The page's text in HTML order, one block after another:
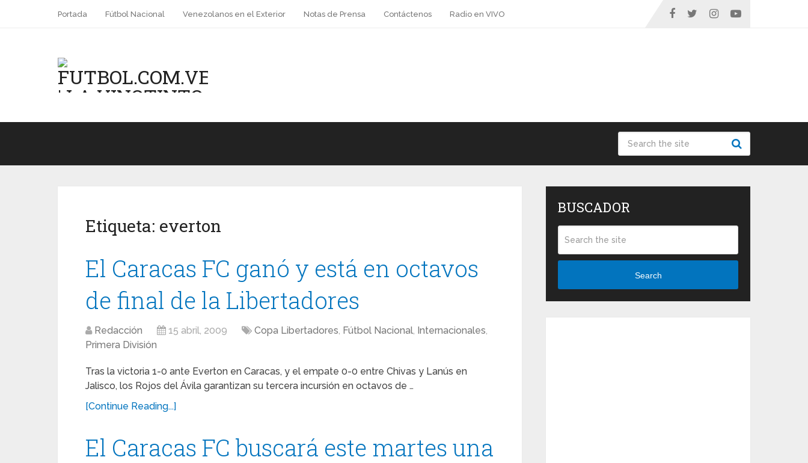
Portada Fútbol Nacional Venezolanos en el Exterior Notas de Prensa Contáctenos Radio en VIVO
Etiqueta: everton
El Caracas FC ganó y está en octavos
de final de la Libertadores
Redacción 15 abril, 2009 Copa Libertadores, Fútbol Nacional, Internacionales,
Primera División
Tras la victoria 1-0 ante Everton en Caracas, y el empate 0-0 entre Chivas y Lanús en
Jalisco, los Rojos del Ávila garantizan su tercera incursión en octavos de …
[Continue Reading...]
El Caracas FC buscará este martes una
BUSCADOR
Search